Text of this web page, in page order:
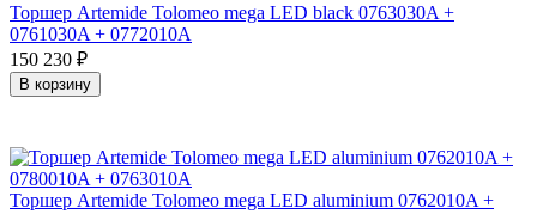
Торшер Artemide Tolomeo mega LED black 0763030A +
0761030A + 0772010A
150 230 ₽
В корзину
Торшер Artemide Tolomeo mega LED aluminium 0762010A +